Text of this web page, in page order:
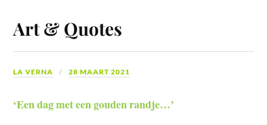
Art & Quotes
LA VERNA 28 MAART 2021
‘Een dag met een gouden randje…’